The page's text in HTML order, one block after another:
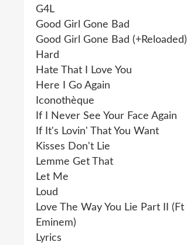
G4L
Good Girl Gone Bad
Good Girl Gone Bad (+Reloaded)
Hard
Hate That I Love You
Here I Go Again
Iconothèque
If I Never See Your Face Again
If It's Lovin' That You Want
Kisses Don't Lie
Lemme Get That
Let Me
Loud
Love The Way You Lie Part II (Ft
Eminem)
Lyrics